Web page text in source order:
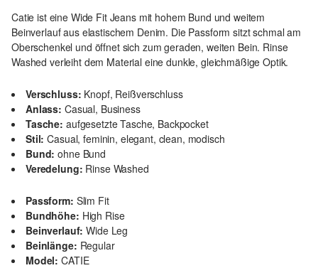
Catie ist eine Wide Fit Jeans mit hohem Bund und weitem
Beinverlauf aus elastischem Denim. Die Passform sitzt schmal am
Oberschenkel und öffnet sich zum geraden, weiten Bein. Rinse
Washed verleiht dem Material eine dunkle, gleichmäßige Optik.
Verschluss: Knopf, Reißverschluss
Anlass: Casual, Business
Tasche: aufgesetzte Tasche, Backpocket
Stil: Casual, feminin, elegant, clean, modisch
Bund: ohne Bund
Veredelung: Rinse Washed
Passform: Slim Fit
Bundhöhe: High Rise
Beinverlauf: Wide Leg
Beinlänge: Regular
Model: CATIE